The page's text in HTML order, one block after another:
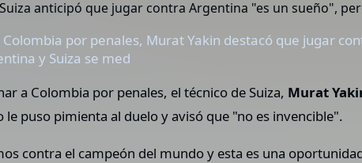
por penales, Murat Yakin destacó que jugar
y Suiza se med
a Colombia por penales, el técnico de Suiza, Murat
puso pimienta al duelo y avisó que "no es invencible".
contra el campeón del mundo y esta es una